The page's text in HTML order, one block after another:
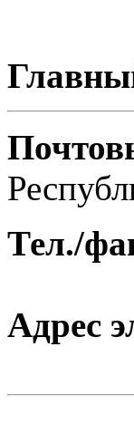
Тел./
Адрес